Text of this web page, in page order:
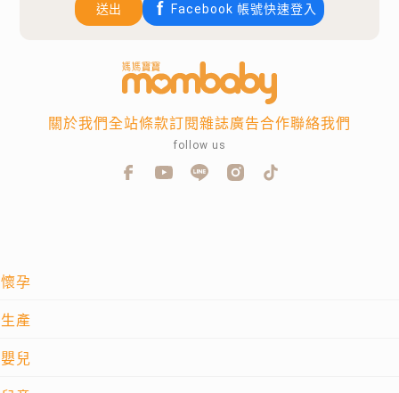
送出 Facebook 帳號快速登入
懷孕
生產
嬰兒
關於我們全站條款訂閱雜誌廣告合作聯絡我們
follow us